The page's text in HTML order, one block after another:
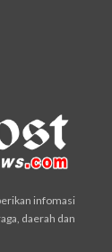
infomasi
daerah dan